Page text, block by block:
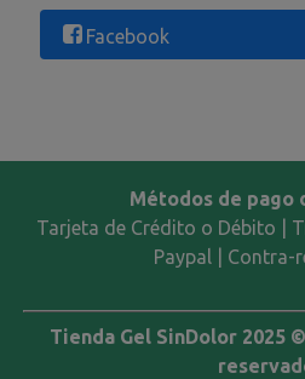
Facebook
Métodos de pago
Tarjeta de Crédito o Débito |
Paypal | Contra-
Tienda Gel SinDolor 2025